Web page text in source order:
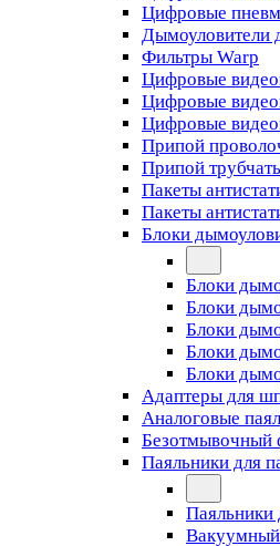
Цифровые
Дымоуловители
Фильтры Warp
Цифровые
Цифровые
Цифровые
Припой
Припой
Пакеты
Пакеты
Блоки
Блоки
Блоки
Блоки
Блоки
Блоки
Адаптеры для
Аналоговые
Безотмывочный
Паяльники для
Паяльники
Вакуумный